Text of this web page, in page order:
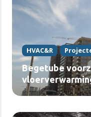
HVAC&R
Begetube